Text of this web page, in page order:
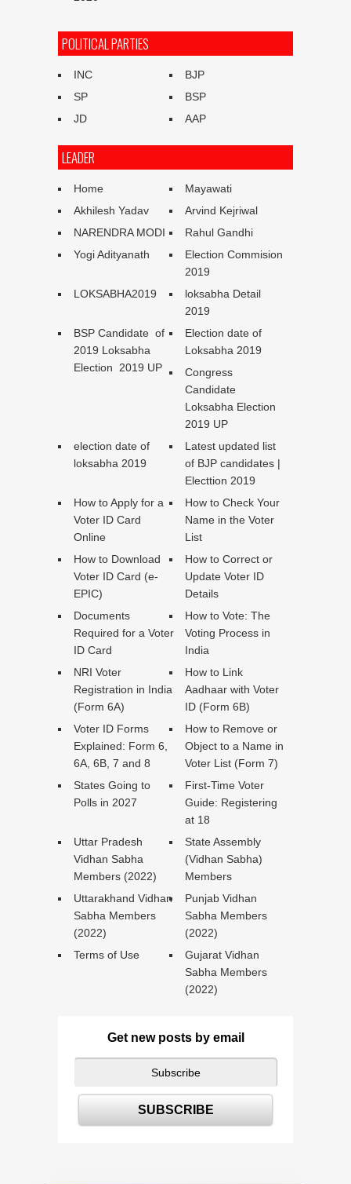
POLITICAL PARTIES
INC
BJP
SP
BSP
JD
AAP
LEADER
Home
Mayawati
Akhilesh Yadav
Arvind Kejriwal
NARENDRA MODI
Rahul Gandhi
Yogi Adityanath
Election Commision
2019
LOKSABHA2019
loksabha Detail
2019
BSP Candidate of
2019 Loksabha
Election 2019 UP
Election date of
Loksabha 2019
Congress
Candidate
Loksabha Election
2019 UP
election date of
loksabha 2019
Latest updated list
of BJP candidates |
Electtion 2019
How to Apply for a
Voter ID Card
Online
How to Check Your
Name in the Voter
List
How to Download
Voter ID Card (e-
EPIC)
How to Correct or
Update Voter ID
Details
Documents
Required for a Voter
ID Card
How to Vote: The
Voting Process in
India
NRI Voter
Registration in India
(Form 6A)
How to Link
Aadhaar with Voter
ID (Form 6B)
Voter ID Forms
Explained: Form 6,
6A, 6B, 7 and 8
How to Remove or
Object to a Name in
Voter List (Form 7)
States Going to
Polls in 2027
First-Time Voter
Guide: Registering
at 18
Uttar Pradesh
Vidhan Sabha
Members (2022)
State Assembly
(Vidhan Sabha)
Members
Uttarakhand Vidhan
Sabha Members
(2022)
Punjab Vidhan
Sabha Members
(2022)
Terms of Use
Gujarat Vidhan
Sabha Members
(2022)
Get new posts by email